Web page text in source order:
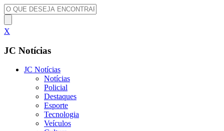
X
JC Notícias
JC Notícias
Notícias
Policial
Destaques
Esporte
Tecnologia
Veículos